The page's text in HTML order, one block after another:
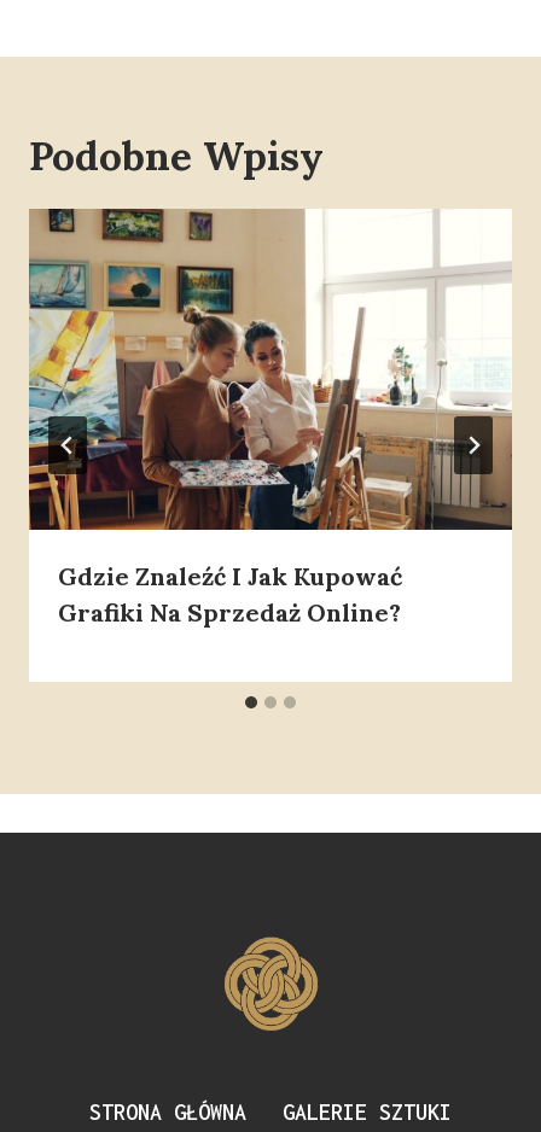
Podobne Wpisy
Gdzie Znaleźć I Jak Kupować
Grafiki Na Sprzedaż Online?
STRONA GŁÓWNA GALERIE SZTUKI